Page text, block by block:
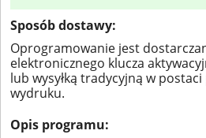
Sposób dostawy:
Oprogramowanie jest
elektronicznego klucza
lub wysyłką tradycyjną w
wydruku.
Opis programu: